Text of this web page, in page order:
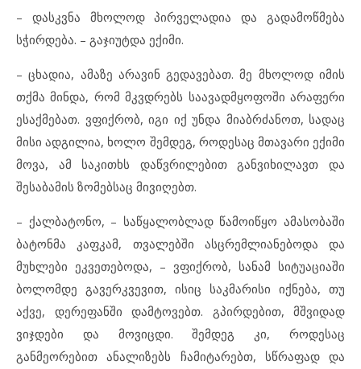
– დასკვნა მხოლოდ პირველადია და გადამოწმება
სჭირდება. – გაჯიუტდა ექიმი.
– ცხადია, ამაზე არავინ გედავებათ. მე მხოლოდ იმის
თქმა მინდა, რომ მკვდრებს საავადმყოფოში არაფერი
ესაქმებათ. ვფიქრობ, იგი იქ უნდა მიაბრძანოთ, სადაც
მისი ადგილია, ხოლო შემდეგ, როდესაც მთავარი ექიმი
მოვა, ამ საკითხს დაწვრილებით განვიხილავთ და
შესაბამის ზომებსაც მივიღებთ.
– ქალბატონო, – საწყალობლად წამოიწყო ამასობაში
ბატონმა კაფკამ, თვალებში ასცრემლიანებოდა და
მუხლები ეკვეთებოდა, – ვფიქრობ, სანამ სიტუაციაში
ბოლომდე გავერკვევით, ისიც საკმარისი იქნება, თუ
აქვე, დერეფანში დამტოვებთ. გპირდებით, მშვიდად
ვიჯდები და მოვიცდი. შემდეგ კი, როდესაც
განმეორებით ანალიზებს ჩამიტარებთ, სწრაფად და